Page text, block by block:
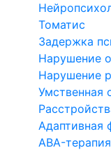
Томатис
Задержка
Нарушение
Нарушение
Умственная
Адаптивная
ABA-терапия